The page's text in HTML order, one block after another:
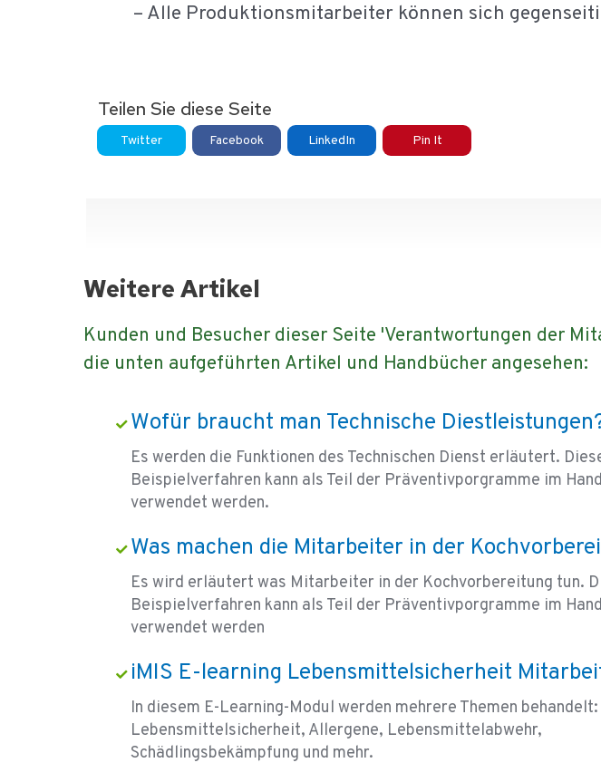
– Alle Produktionsmitarbeiter können sich
Teilen Sie diese Seite
Twitter Facebook LinkedIn Pin It
Weitere Artikel
Kunden und Besucher dieser Seite 'Verantwortungen der
die unten aufgeführten Artikel und Handbücher angesehen:
Wofür braucht man Technische
Es werden die Funktionen des Technischen Dienst erläutert.
Beispielverfahren kann als Teil der Präventivporgramme im
verwendet werden.
Was machen die Mitarbeiter in der
Es wird erläutert was Mitarbeiter in der Kochvorbereitung tun.
Beispielverfahren kann als Teil der Präventivporgramme im
verwendet werden
iMIS E-learning Lebensmittelsicherheit
In diesem E-Learning-Modul werden mehrere Themen behandelt:
Lebensmittelsicherheit, Allergene, Lebensmittelabwehr,
Schädlingsbekämpfung und mehr.